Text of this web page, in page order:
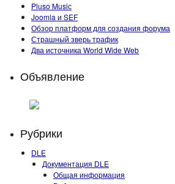
Pluso Musiс
Joomla и SEF
Обзор платформ для создания форума
Страшный зверь трафик
Два источника World Wide Web
Объявление
Рубрики
DLE
Документация DLE
Общая информация